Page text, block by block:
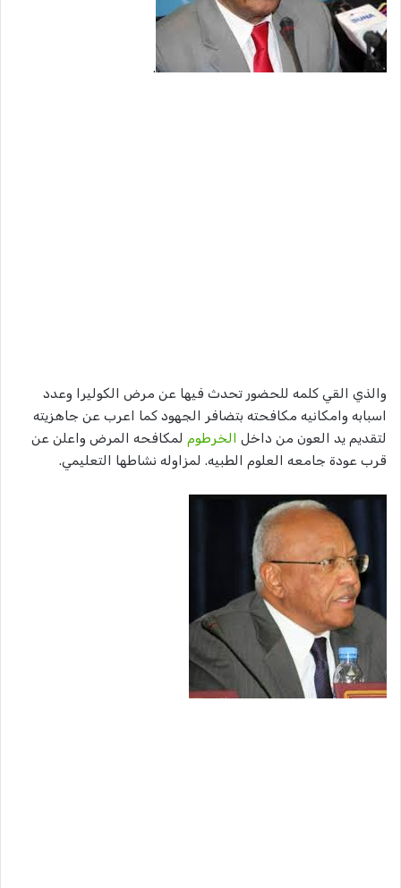
.
والذي القي كلمه للحضور تحدث فيها عن مرض الكوليرا وعدد
اسبابه وامكانيه مكافحته بتضافر الجهود كما اعرب عن جاهزيته
لتقديم يد العون من داخل الخرطوم لمكافحه المرض واعلن عن
قرب عودة جامعه العلوم الطبيه. لمزاوله نشاطها التعليمي.